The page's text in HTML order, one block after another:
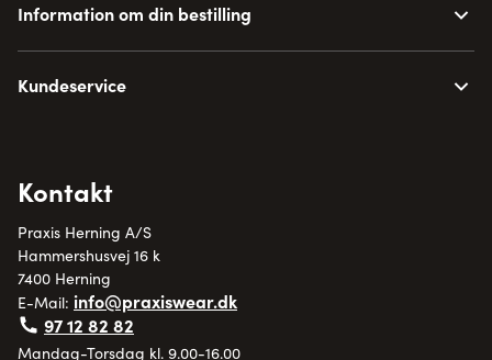
Information om din bestilling
Kundeservice
Kontakt
Praxis Herning A/S
Hammershusvej 16 k
7400 Herning
E-Mail: info@praxiswear.dk
97 12 82 82
Mandag-Torsdag kl. 9.00-16.00